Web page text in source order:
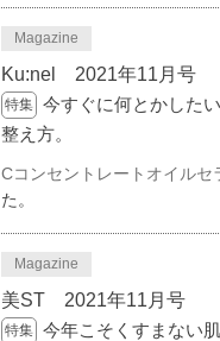
Magazine
Ku:nel 2021年11月号
特集 今すぐに何とかした
整え方。
Cコンセントレートオイルセ
た。
Magazine
美ST 2021年11月号
特集 今年こそくすまない